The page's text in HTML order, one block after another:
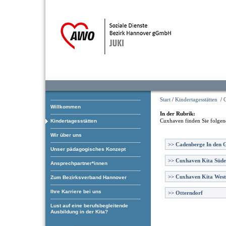
Willkommen
Kindertagesstätten
Wir über uns
Unser pädagogisches Konzept
Ansprechpartner*innen
Zum Bezirksverband Hannover
Ihre Karriere bei uns
Lust auf eine berufsbegleitende
Ausbildung in der Kita?
Start / Kindertagesstätten /
In der Rubrik:
Cuxhaven finden Sie
>> Cadenberge In den
>> Cuxhaven Kita
>> Cuxhaven Kita
>> Otterndorf